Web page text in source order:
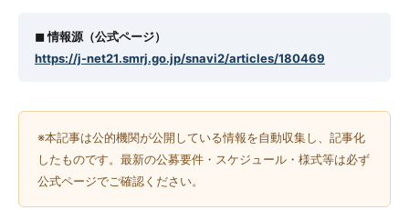
◼︎ 情報源（公式ページ）
https://j-net21.smrj.go.jp/snavi2/articles/180469
※本記事は公的機関が公開している情報を自動収集し、記事化
したものです。最新の公募要件・スケジュール・様式等は必ず
公式ページでご確認ください。